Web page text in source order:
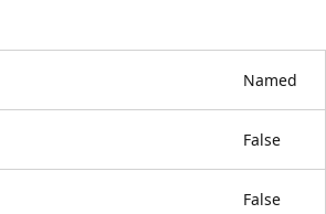
Named
False
False